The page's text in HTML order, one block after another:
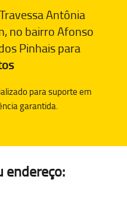
Antônia
no bairro Afonso
Pinhais para
para suporte em
garantida.
endereço: